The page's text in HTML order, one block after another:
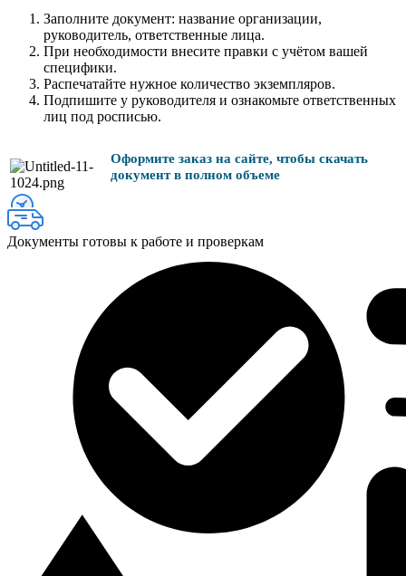
Заполните документ: название организации,
руководитель, ответственные лица.
При необходимости внесите правки с учётом вашей
специфики.
Распечатайте нужное количество экземпляров.
Подпишите у руководителя и ознакомьте ответственных
лиц под росписью.
Оформите заказ на сайте, чтобы скачать
документ в полном объеме
Документы готовы к работе и проверкам